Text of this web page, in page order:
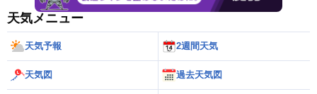
天気メニュー
天気予報 2週間天気
天気図 過去天気図